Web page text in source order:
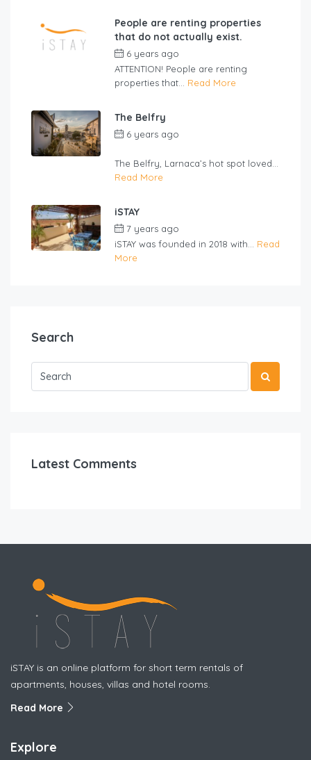
People are renting properties
that do not actually exist.
6 years ago
ATTENTION! People are renting
properties that... Read More
The Belfry
6 years ago
The Belfry, Larnaca’s hot spot loved...
Read More
iSTAY
7 years ago
iSTAY was founded in 2018 with... Read
More
Search
Latest Comments
iSTAY is an online platform for short term rentals of
apartments, houses, villas and hotel rooms.
Read More
Explore